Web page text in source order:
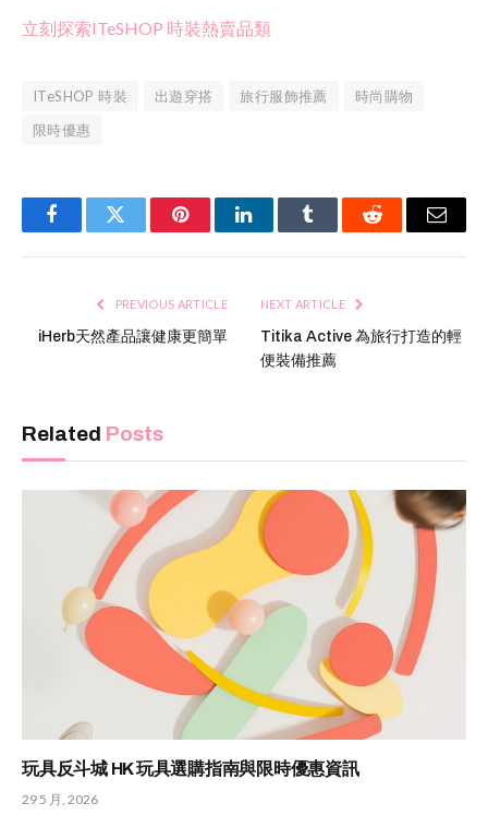
立刻探索ITeSHOP 時裝熱賣品類
ITeSHOP 時裝 出遊穿搭 旅行服飾推薦
時尚購物
限時優惠
FacebookTwitter PinterestLinkedInTumblr Reddit Email
PREVIOUS ARTICLE
iHerb天然產品讓健康更簡單
NEXT ARTICLE
Titika Active 為旅行打造的輕
便裝備推薦
Related Posts
玩具反斗城 HK 玩具選購指南與限時優惠資訊
29 5 月, 2026